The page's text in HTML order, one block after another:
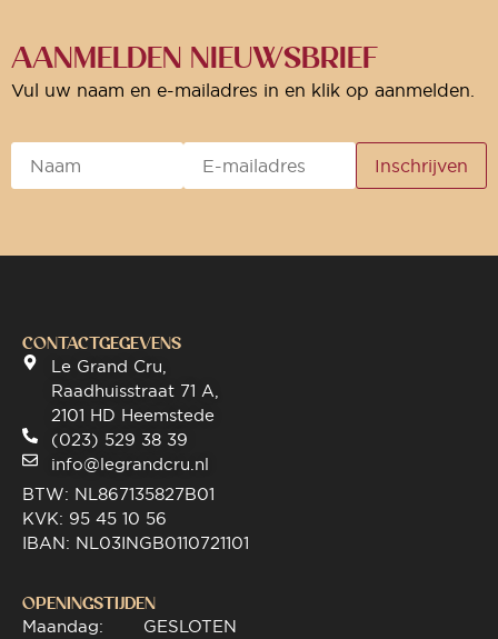
AANMELDEN NIEUWSBRIEF
Vul uw naam en e-mailadres in en klik op aanmelden.
CONTACTGEGEVENS
Le Grand Cru,
Raadhuisstraat 71 A,
2101 HD Heemstede
(023) 529 38 39
info@legrandcru.nl
BTW: NL867135827B01
KVK: 95 45 10 56
IBAN: NL03INGB0110721101
OPENINGSTIJDEN
Maandag:
GESLOTEN